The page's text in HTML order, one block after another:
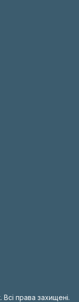
права захищені.